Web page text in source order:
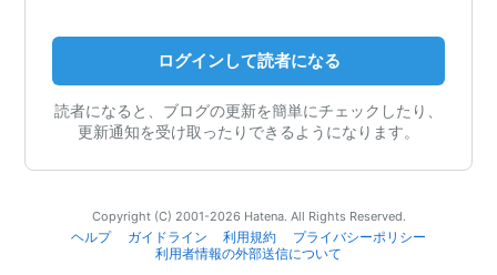
ログインして読者になる
読者になると、ブログの更新を簡単にチェックしたり、
更新通知を受け取ったりできるようになります。
Copyright (C) 2001-2026 Hatena. All Rights Reserved.
ヘルプ
ガイドライン 利用規約
プライバシーポリシー
利用者情報の外部送信について